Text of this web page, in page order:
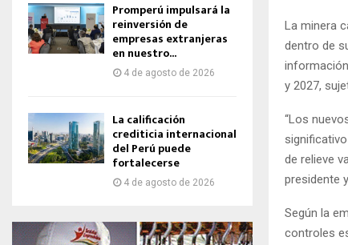
La minera
dentro de
y 2027,
“Los
de relieve
presidente
Según la
controles
Promperú impulsará la
reinversión de
empresas extranjeras
en nuestro...
4 de agosto de 2026
La calificación
crediticia internacional
del Perú puede
fortalecerse
4 de agosto de 2026